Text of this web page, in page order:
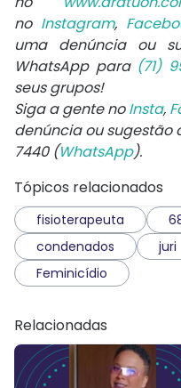
no Instagram,
uma denúncia ou
WhatsApp para (71)
seus grupos!
Siga a gente noInsta,
denúncia ou sugestão
7440 (WhatsApp).
Tópicos relacionados
fisioterapeuta
condenados
juri
Feminicídio
Relacionadas